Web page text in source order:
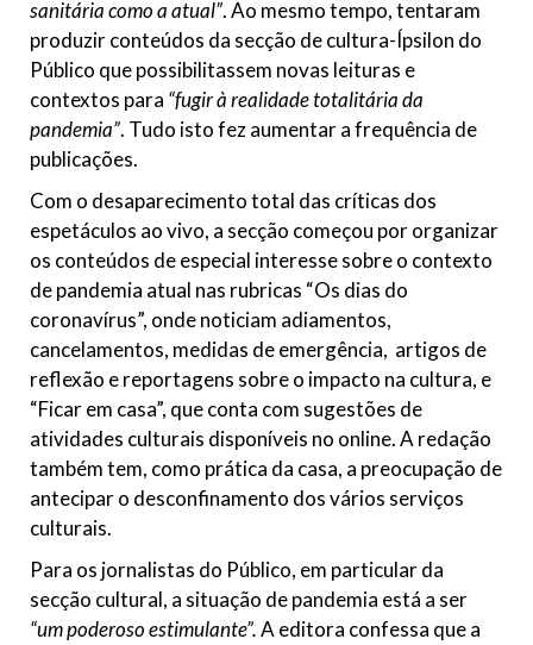
sanitária como a atual”. Ao mesmo tempo, tentaram
produzir conteúdos da secção de cultura-Ípsilon do
Público que possibilitassem novas leituras e
contextos para “fugir à realidade totalitária da
pandemia”. Tudo isto fez aumentar a frequência de
publicações.
Com o desaparecimento total das críticas dos
espetáculos ao vivo, a secção começou por organizar
os conteúdos de especial interesse sobre o contexto
de pandemia atual nas rubricas “Os dias do
coronavírus”, onde noticiam adiamentos,
cancelamentos, medidas de emergência, artigos de
reflexão e reportagens sobre o impacto na cultura, e
“Ficar em casa”, que conta com sugestões de
atividades culturais disponíveis no online. A redação
também tem, como prática da casa, a preocupação de
antecipar o desconfinamento dos vários serviços
culturais.
Para os jornalistas do Público, em particular da
secção cultural, a situação de pandemia está a ser
“um poderoso estimulante”.A editora confessa que a